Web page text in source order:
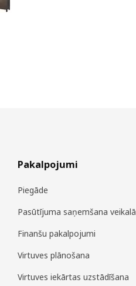
Pakalpojumi
Piegāde
Pasūtījuma saņemšana veikalā
Finanšu pakalpojumi
Virtuves plānošana
Virtuves iekārtas uzstādīšana